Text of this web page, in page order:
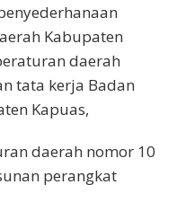
Kabupaten
daerah
tata kerja Badan
Kapuas,
daerah nomor 10
perangkat